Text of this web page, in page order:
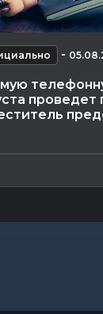
-
проведет